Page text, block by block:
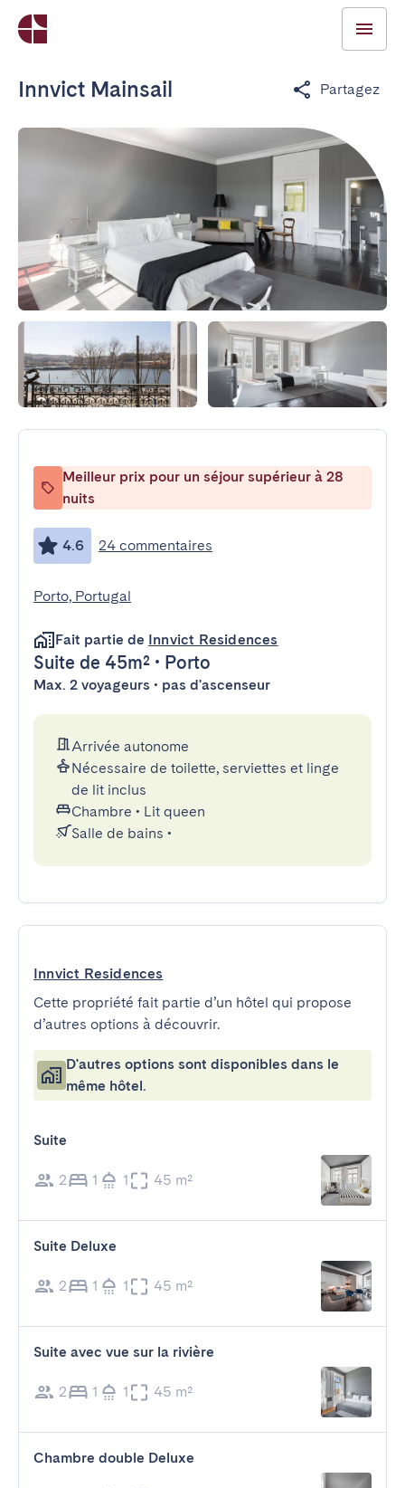
Innvict Mainsail Partagez
Meilleur prix pour un séjour supérieur à 28
nuits
4.6 24 commentaires
Porto, Portugal
Fait partie de Innvict Residences
Suite de 45m² • Porto
Max. 2 voyageurs • pas d'ascenseur
Arrivée autonome
Nécessaire de toilette, serviettes et linge
de lit inclus
Chambre • Lit queen
Salle de bains •
Innvict Residences
Cette propriété fait partie d’un hôtel qui propose
d’autres options à découvrir.
D'autres options sont disponibles dans le
même hôtel.
Suite
2 1 1 45 m²
Suite Deluxe
2 1 1 45 m²
Suite avec vue sur la rivière
2 1 1 45 m²
Chambre double Deluxe